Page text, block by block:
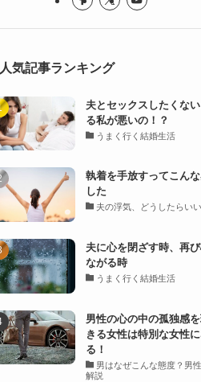
人気記事ランキング
夫とセックスしたくな
る私が悪いの！？
うまく行く結婚生活
執着を手放すってこん
した
夫の浮気、どうしたらい
夫に心を閉ざす時、再
ながる時
うまく行く結婚生活
男性の心の中の孤独感
きる女性は特別な女性
る！
男はなぜこんな態度？男
解説